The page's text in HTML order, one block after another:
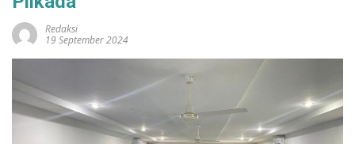
Redaksi
19 September 2024